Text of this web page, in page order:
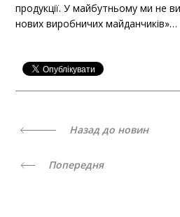
продукції. У майбутньому ми не
нових виробничих майданчиків»…
Назад до новин
Попередня